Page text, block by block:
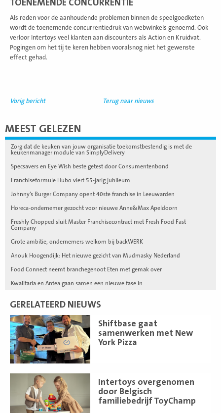
TOENEMENDE CONCURRENTIE
Als reden voor de aanhoudende problemen binnen de speelgoedketen
wordt de toenemende concurrentiedruk van webwinkels genoemd. Ook
verloor Intertoys veel klanten aan discounters als Action en Kruidvat.
Pogingen om het tij te keren hebben vooralsnog niet het gewenste
effect gehad.
Vorig bericht Terug naar nieuws
MEEST GELEZEN
Zorg dat de keuken van jouw organisatie toekomstbestendig is met de
keukenmanager module van SimplyDelivery
Specsavers en Eye Wish beste getest door Consumentenbond
Franchiseformule Hubo viert 55-jarig jubileum
Johnny’s Burger Company opent 40ste franchise in Leeuwarden
Horeca-ondernemer gezocht voor nieuwe Anne&Max Apeldoorn
Freshly Chopped sluit Master Franchisecontract met Fresh Food Fast
Company
Grote ambitie, ondernemers welkom bij backWERK
Anouk Hoogendijk: Het nieuwe gezicht van Mudmasky Nederland
Food Connect neemt branchegenoot Eten met gemak over
Kwalitaria en Antea gaan samen een nieuwe fase in
GERELATEERD NIEUWS
Shiftbase gaat
samenwerken met New
York Pizza
Lees
meer
Intertoys overgenomen
door Belgisch
familiebedrijf ToyChamp
meer